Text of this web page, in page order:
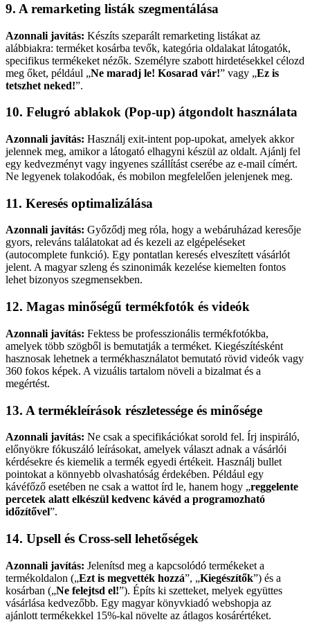
9. A remarketing listák szegmentálása
Azonnali javítás: Készíts szeparált remarketing listákat az
alábbiakra: terméket kosárba tevők, kategória oldalakat látogatók,
specifikus termékeket nézők. Személyre szabott hirdetésekkel célozd
meg őket, például „Ne maradj le! Kosarad vár!” vagy „Ez is
tetszhet neked!”.
10. Felugró ablakok (Pop-up) átgondolt használata
Azonnali javítás: Használj exit-intent pop-upokat, amelyek akkor
jelennek meg, amikor a látogató elhagyni készül az oldalt. Ajánlj fel
egy kedvezményt vagy ingyenes szállítást cserébe az e-mail címért.
Ne legyenek tolakodóak, és mobilon megfelelően jelenjenek meg.
11. Keresés optimalizálása
Azonnali javítás: Győződj meg róla, hogy a webáruházad keresője
gyors, releváns találatokat ad és kezeli az elgépeléseket
(autocomplete funkció). Egy pontatlan keresés elveszített vásárlót
jelent. A magyar szleng és szinonimák kezelése kiemelten fontos
lehet bizonyos szegmensekben.
12. Magas minőségű termékfotók és videók
Azonnali javítás: Fektess be professzionális termékfotókba,
amelyek több szögből is bemutatják a terméket. Kiegészítésként
hasznosak lehetnek a termékhasználatot bemutató rövid videók vagy
360 fokos képek. A vizuális tartalom növeli a bizalmat és a
megértést.
13. A termékleírások részletessége és minősége
Azonnali javítás: Ne csak a specifikációkat sorold fel. Írj inspiráló,
előnyökre fókuszáló leírásokat, amelyek választ adnak a vásárlói
kérdésekre és kiemelik a termék egyedi értékeit. Használj bullet
pointokat a könnyebb olvashatóság érdekében. Például egy
kávéfőző esetében ne csak a wattot írd le, hanem hogy „reggelente
percetek alatt elkészül kedvenc kávéd a programozható
időzítővel”.
14. Upsell és Cross-sell lehetőségek
Azonnali javítás: Jelenítsd meg a kapcsolódó termékeket a
termékoldalon („Ezt is megvették hozzá”, „Kiegészítők”) és a
kosárban („Ne felejtsd el!”). Építs ki szetteket, melyek együttes
vásárlása kedvezőbb. Egy magyar könyvkiadó webshopja az
ajánlott termékekkel 15%-kal növelte az átlagos kosárértéket.